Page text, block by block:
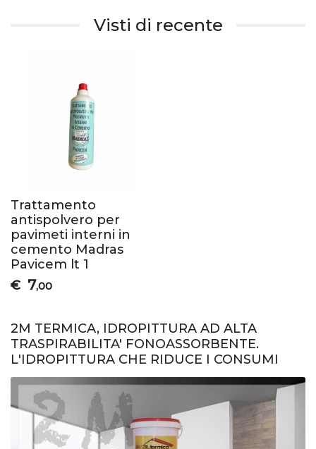
Visti di recente
Trattamento
antispolvero per
pavimeti interni in
cemento Madras
Pavicem lt 1
€ 7,00
2M TERMICA, IDROPITTURA AD ALTA
TRASPIRABILITA' FONOASSORBENTE.
L'IDROPITTURA CHE RIDUCE I CONSUMI